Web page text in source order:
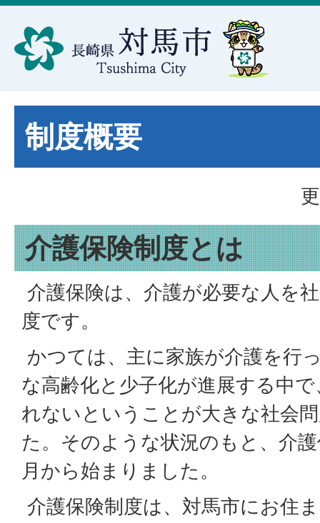
制度概要
介護保険制度とは
介護保険は、介護が必要な人を
度です。
かつては、主に家族が介護を行
な高齢化と少子化が進展する中
れないということが大きな社会
た。そのような状況のもと、介
月から始まりました。
介護保険制度は、対馬市にお住